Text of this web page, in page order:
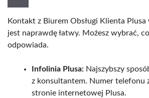
Kontakt z Biurem Obsługi Klienta
jest naprawdę łatwy. Możesz wybrać,
odpowiada.
Infolinia Plusa: Najszybszy
z konsultantem. Numer telefonu
stronie internetowej Plusa.